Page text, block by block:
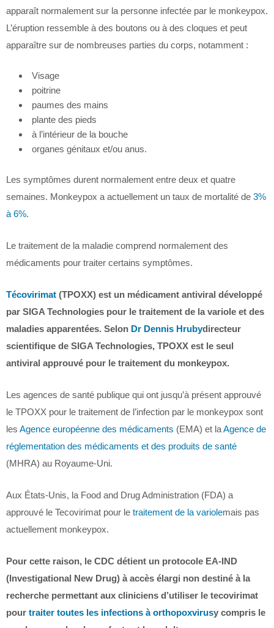
apparaît normalement sur la personne infectée par le monkeypox.
L’éruption ressemble à des boutons ou à des cloques et peut
apparaître sur de nombreuses parties du corps, notamment :
Visage
poitrine
paumes des mains
plante des pieds
à l’intérieur de la bouche
organes génitaux et/ou anus.
Les symptômes durent normalement entre deux et quatre
semaines. Monkeypox a actuellement un taux de mortalité de 3%
à 6%.
Le traitement de la maladie comprend normalement des
médicaments pour traiter certains symptômes.
Técovirimat (TPOXX) est un médicament antiviral développé
par SIGA Technologies pour le traitement de la variole et des
maladies apparentées. Selon Dr Dennis Hrubydirecteur
scientifique de SIGA Technologies, TPOXX est le seul
antiviral approuvé pour le traitement du monkeypox.
Les agences de santé publique qui ont jusqu’à présent approuvé
le TPOXX pour le traitement de l’infection par le monkeypox sont
les Agence européenne des médicaments (EMA) et laAgence de
réglementation des médicaments et des produits de santé
(MHRA) au Royaume-Uni.
Aux États-Unis, la Food and Drug Administration (FDA) a
approuvé le Tecovirimat pour le traitement de la variolemais pas
actuellement monkeypox.
Pour cette raison, le CDC détient un protocole EA-IND
(Investigational New Drug) à accès élargi non destiné à la
recherche permettant aux cliniciens d’utiliser le tecovirimat
pour traiter toutes les infections à orthopoxvirusy compris le